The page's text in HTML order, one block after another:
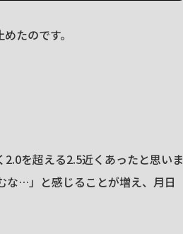
たのです。
を超える2.5近くあったと思いま
な…」と感じることが増え、月日